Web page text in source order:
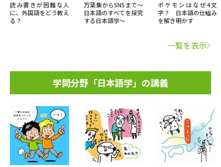
読み書きが困難な人
に、外国語をどう教え
る？
万葉集からSNSまで～
日本語のすべてを探究
する日本語学～
ポケモンはなぜ4文
字？ 日本語の仕組み
を解き明かす
一覧を表示
学問分野「日本語学」の講義